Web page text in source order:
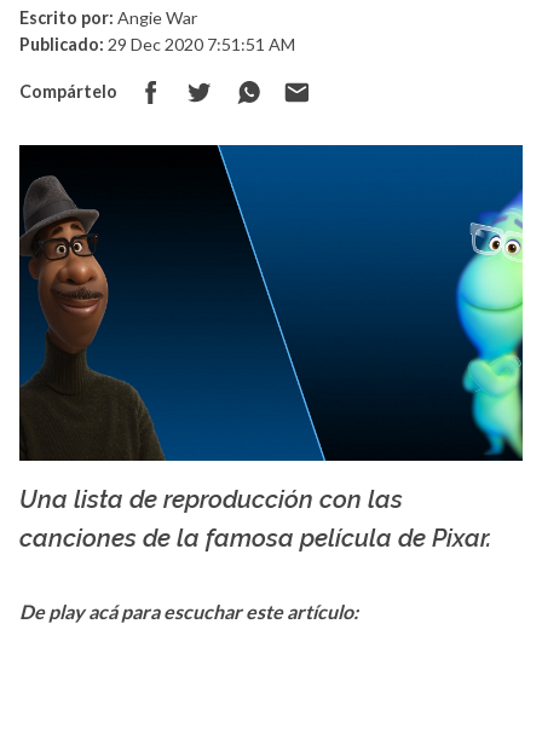
Escrito por: Angie War
Publicado: 29 Dec 2020 7:51:51 AM
Compártelo
Creative Commons
Una lista de reproducción con las
canciones de la famosa película de Pixar.
De play acá para escuchar este artículo: